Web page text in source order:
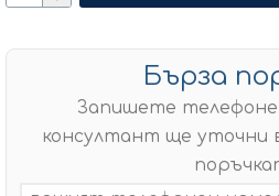
Бърза
Запишете
консултант ще уточни